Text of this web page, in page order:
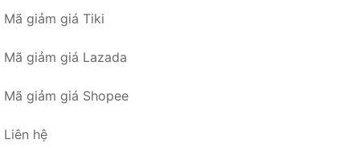
Mã giảm giá Tiki
Mã giảm giá Lazada
Mã giảm giá Shopee
Liên hệ